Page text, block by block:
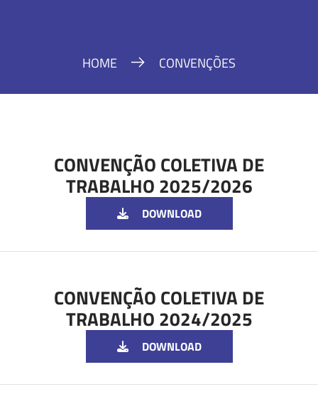
HOME CONVENÇÕES
CONVENÇÃO COLETIVA DE
TRABALHO 2025/2026
DOWNLOAD
CONVENÇÃO COLETIVA DE
TRABALHO 2024/2025
DOWNLOAD